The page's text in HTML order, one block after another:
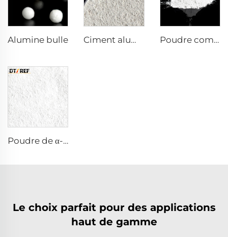
Alumine bulle Ciment aluminocalcaire DK-68 Poudre composite réactive α-Al₂O₃
Poudre de α-Al₂O₃ calcinée AW-9FG
Le choix parfait pour des applications
haut de gamme